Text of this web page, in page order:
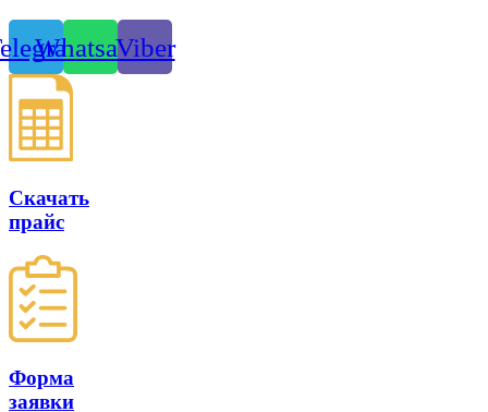
WhatsappViber
Скачать
прайс
Форма
заявки